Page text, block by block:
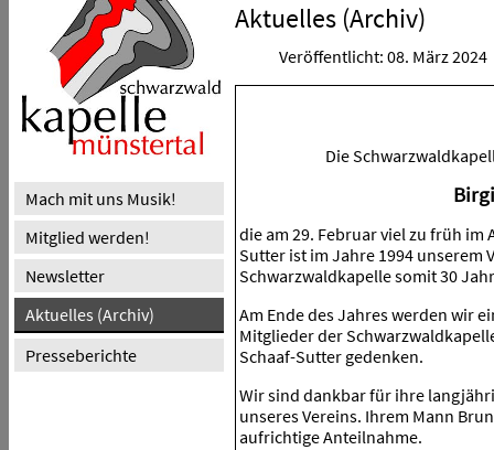
Mach mit uns Musik!
Mitglied werden!
Newsletter
Aktuelles (Archiv)
Presseberichte
Aktuelles (Archiv)
Veröffentlicht: 08. März 2024
Die
die am 29. Februar viel zu früh
Sutter ist im Jahre 1994 unserem
Schwarzwaldkapelle somit 30
Am Ende des Jahres werden wir
Mitglieder der
Schaaf-Sutter gedenken.
Wir sind dankbar für ihre
unseres Vereins. Ihrem Mann
aufrichtige Anteilnahme.